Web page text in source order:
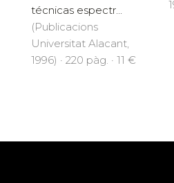
técnicas espectr...
(Publicacions
Universitat Alacant,
1996) · 220 pàg. · 11 €